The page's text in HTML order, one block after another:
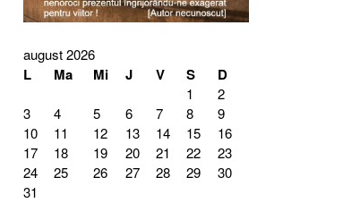
august 2026
L Ma Mi J V S D
1
2
3
4 5 6 7 8
9
10
11 12 13 14 15
16
17
18 19 20 21 22
23
24
25 26 27 28 29
30
31